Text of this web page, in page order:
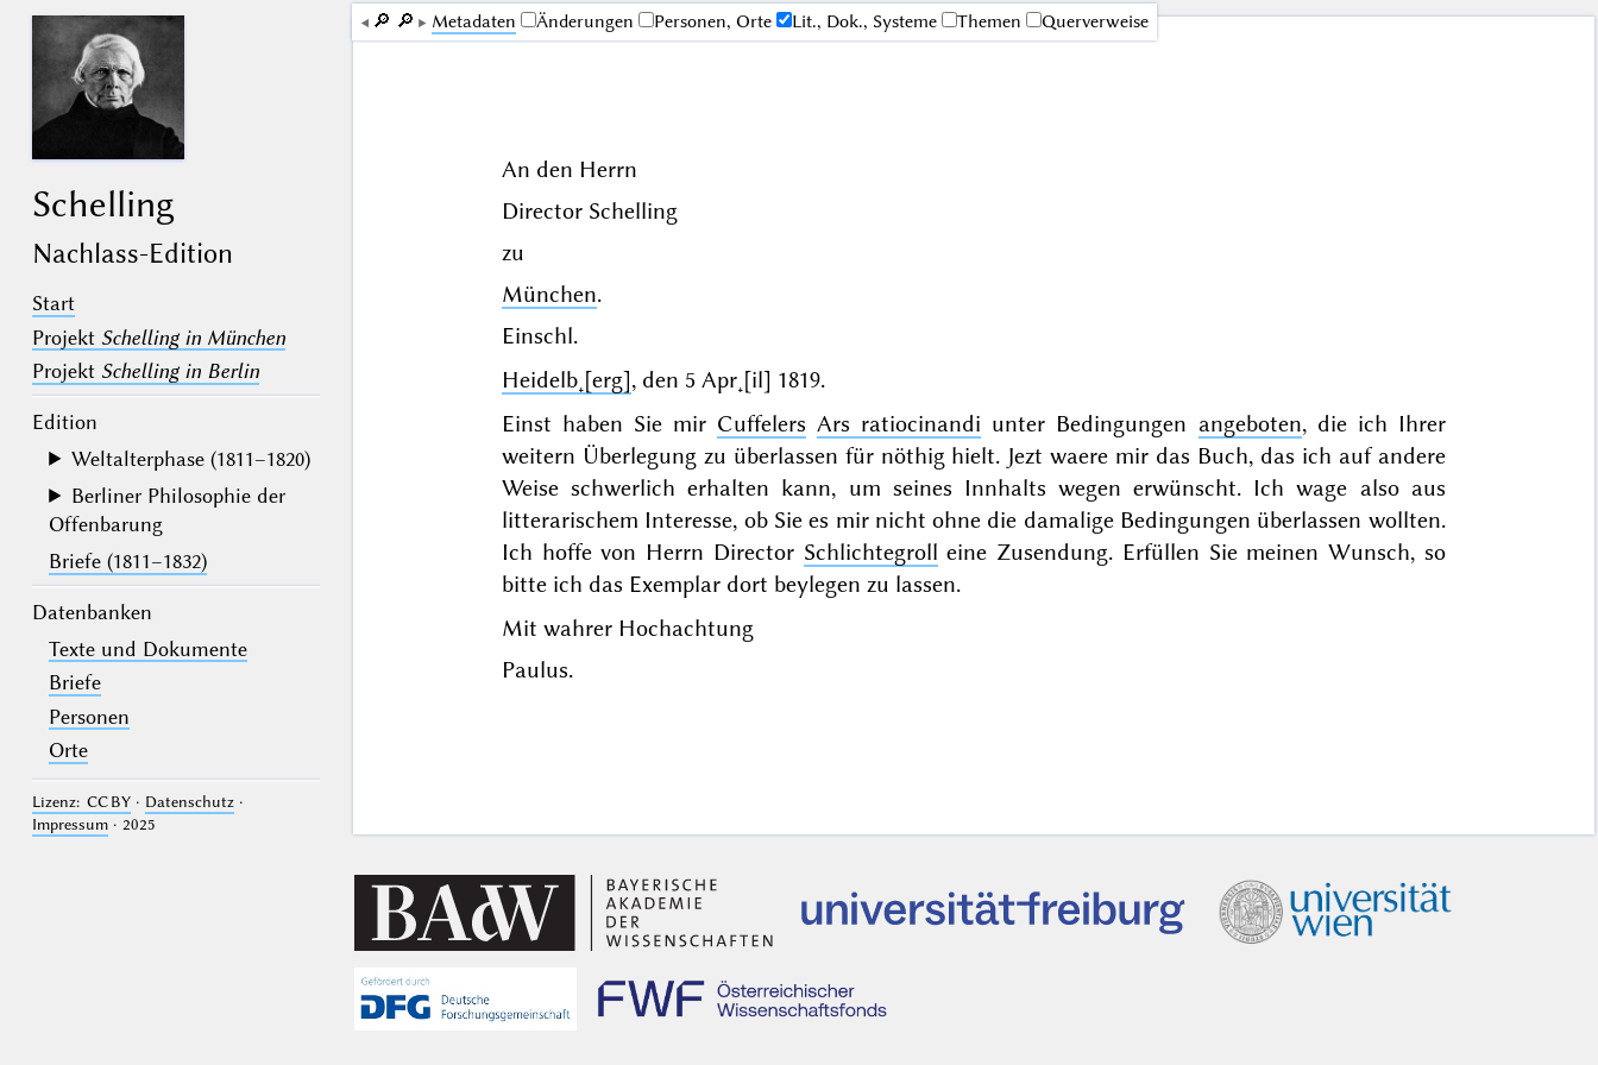
Schelling
Nachlass-Edition
Start
Projekt Schelling in München
Projekt Schelling in Berlin
Edition
Weltalterphase (1811–1820)
Berliner Philosophie der
Offenbarung
Briefe (1811–1832)
Datenbanken
Texte und Dokumente
Briefe
Personen
Orte
Lizenz: CC BY· Datenschutz·
Impressum· 2025
🔎︎ 🔎︎ Me­ta­da­ten Änderungen Personen, Orte Lit., Dok., Systeme Themen Querverweise
An den Herrn
Director Schelling
zu
München.
Einschl.
Heidelb˖[erg], den 5 Apr˖[il] 1819.
Einst haben Sie mir Cuffelers Ars ratiocinandi unter Bedingungen angeboten, die ich Ihrer
weitern Überlegung zu überlassen für nöthig hielt. Jezt waere mir das Buch, das ich auf andere
Weise schwerlich erhalten kann, um seines Innhalts wegen erwünscht. Ich wage also aus
litterarischem Interesse, ob Sie es mir nicht ohne die damalige Bedingungen überlassen wollten.
Ich hoffe von Herrn Director Schlichtegroll eine Zusendung. Erfüllen Sie meinen Wunsch, so
bitte ich das Exemplar dort beylegen zu lassen.
Mit wahrer Hochachtung
Paulus.